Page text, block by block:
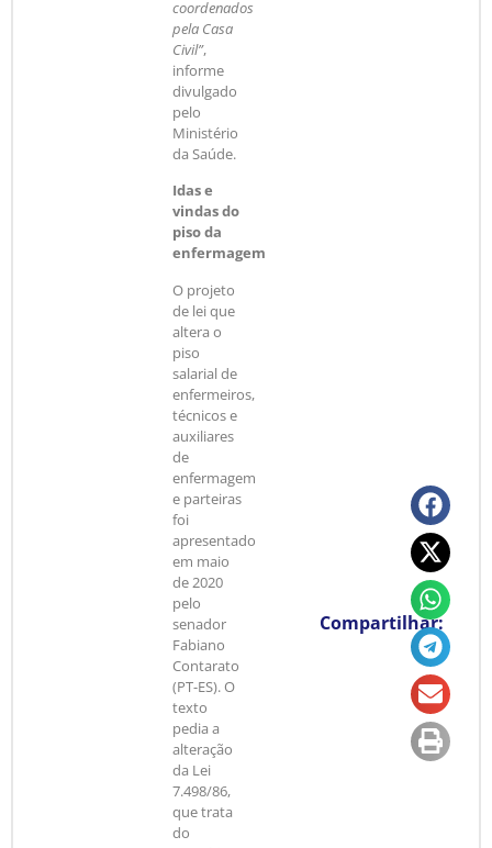
coordenados
pela Casa
Civil”,
informe
divulgado
pelo
Ministério
da Saúde.
Idas e
vindas do
piso da
enfermagem
O projeto
de lei que
altera o
piso
salarial de
enfermeiros,
técnicos e
auxiliares
de
enfermagem
e parteiras
foi
apresentado
em maio
de 2020
pelo
senador
Fabiano
Contarato
(PT-ES). O
texto
pedia a
alteração
da Lei
7.498/86,
que trata
do
Compartilhar: